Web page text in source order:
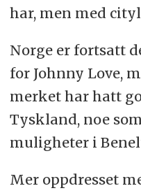
har, men med
Norge er fortsatt
for Johnny Love,
merket har hatt
Tyskland, noe
muligheter i
Mer oppdresset